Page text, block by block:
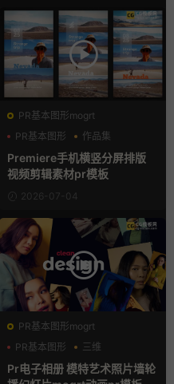
PR基本图形mogrt
PR基本图形
作品集
分屏模板
Premiere手机横竖分屏排版
视频剪辑素材pr模板
2026-07-04
PR基本图形mogrt
PR基本图形
三维
产品介绍
Pr电子相册 模特艺术照片墙轮